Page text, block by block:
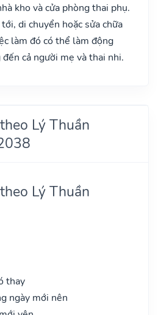
kho và cửa phòng thai phụ.
di chuyển hoặc sửa chữa
làm đó có thể làm động
cả người mẹ và thai nhi.
Lý Thuần
Lý Thuần
thay
ngày mới nên